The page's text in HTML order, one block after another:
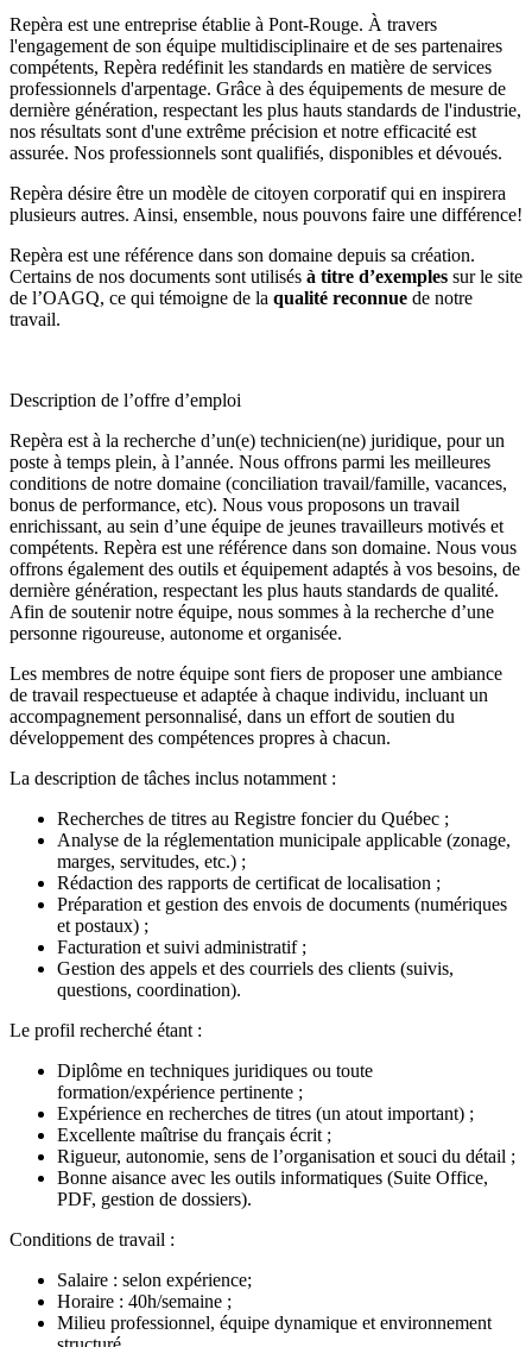
Repèra est une entreprise établie à Pont-Rouge. À travers
l'engagement de son équipe multidisciplinaire et de ses partenaires
compétents, Repèra redéfinit les standards en matière de services
professionnels d'arpentage. Grâce à des équipements de mesure de
dernière génération, respectant les plus hauts standards de l'industrie,
nos résultats sont d'une extrême précision et notre efficacité est
assurée. Nos professionnels sont qualifiés, disponibles et dévoués.
Repèra désire être un modèle de citoyen corporatif qui en inspirera
plusieurs autres. Ainsi, ensemble, nous pouvons faire une différence!
Repèra est une référence dans son domaine depuis sa création.
Certains de nos documents sont utilisés à titre d’exemples sur le site
de l’OAGQ, ce qui témoigne de la qualité reconnue de notre
travail.
Description de l’offre d’emploi
Repèra est à la recherche d’un(e) technicien(ne) juridique, pour un
poste à temps plein, à l’année. Nous offrons parmi les meilleures
conditions de notre domaine (conciliation travail/famille, vacances,
bonus de performance, etc). Nous vous proposons un travail
enrichissant, au sein d’une équipe de jeunes travailleurs motivés et
compétents. Repèra est une référence dans son domaine. Nous vous
offrons également des outils et équipement adaptés à vos besoins, de
dernière génération, respectant les plus hauts standards de qualité.
Afin de soutenir notre équipe, nous sommes à la recherche d’une
personne rigoureuse, autonome et organisée.
Les membres de notre équipe sont fiers de proposer une ambiance
de travail respectueuse et adaptée à chaque individu, incluant un
accompagnement personnalisé, dans un effort de soutien du
développement des compétences propres à chacun.
La description de tâches inclus notamment :
Recherches de titres au Registre foncier du Québec ;
Analyse de la réglementation municipale applicable (zonage,
marges, servitudes, etc.) ;
Rédaction des rapports de certificat de localisation ;
Préparation et gestion des envois de documents (numériques
et postaux) ;
Facturation et suivi administratif ;
Gestion des appels et des courriels des clients (suivis,
questions, coordination).
Le profil recherché étant :
Diplôme en techniques juridiques ou toute
formation/expérience pertinente ;
Expérience en recherches de titres (un atout important) ;
Excellente maîtrise du français écrit ;
Rigueur, autonomie, sens de l’organisation et souci du détail ;
Bonne aisance avec les outils informatiques (Suite Office,
PDF, gestion de dossiers).
Conditions de travail :
Salaire : selon expérience;
Horaire : 40h/semaine ;
Milieu professionnel, équipe dynamique et environnement